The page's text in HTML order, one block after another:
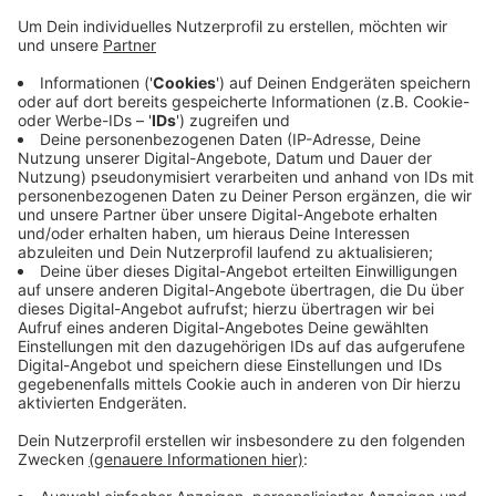
Von Donnerstag, 6 Uhr, bis Sonntagnachmittag, 15 Uhr,
ist die B 62 zwischen Schameder und dem Abzweig
Balde voll gesperrt. Der Landesbetrieb Straßen NRW
beseitigt Schadstellen und erneuert die Fahrbahn.
Betroffen ist der Abschnitt zwischen dem Viadukt in
Schameder bis zum neuen Kreisel Leimstruth und dann
weiter bis zum Abzweig Balde. Der Verkehr wird
umgeleitet. Straßen NRW weist darauf hin, dass das
gesamte Industriegebiet bei Schameder jederzeit
erreichbar bleibt.
Anzeige